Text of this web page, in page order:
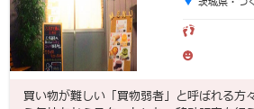
買い物が難しい「買物弱者」と呼ばれる方